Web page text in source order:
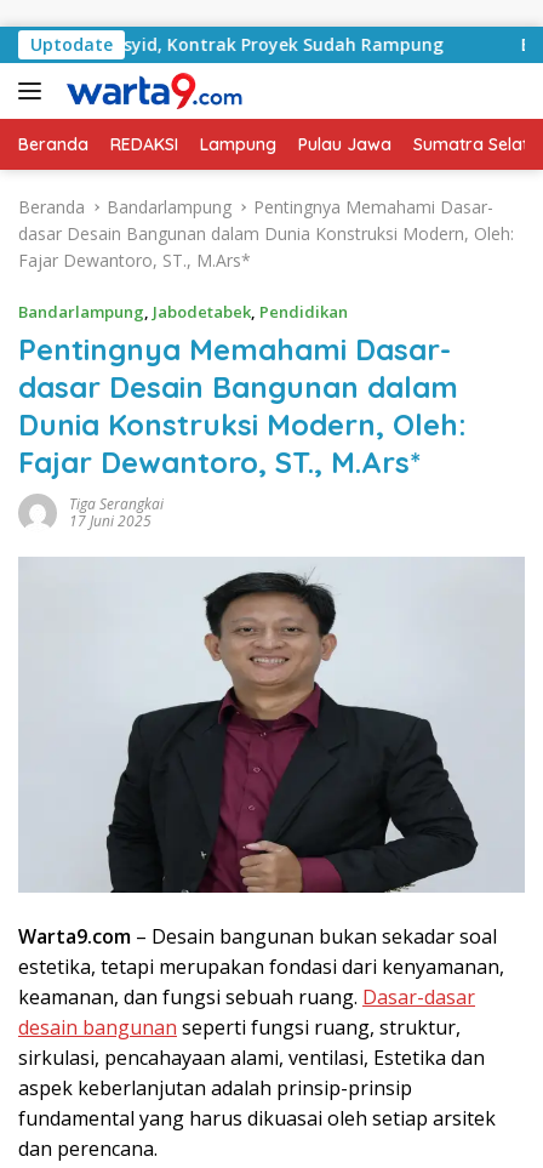
Uptodate
Basyid, Kontrak Proyek Sudah Rampung Bulan
Beranda REDAKSI Lampung Pulau Jawa Sumatra
Beranda Bandarlampung
Pentingnya Memahami Dasar-
dasar Desain Bangunan dalam Dunia Konstruksi Modern, Oleh:
Fajar Dewantoro, ST., M.Ars*
Bandarlampung, Jabodetabek, Pendidikan
Pentingnya Memahami Dasar-
dasar Desain Bangunan dalam
Dunia Konstruksi Modern, Oleh:
Fajar Dewantoro, ST., M.Ars*
Tiga Serangkai
17 Juni 2025
Warta9.com – Desain bangunan bukan sekadar soal
estetika, tetapi merupakan fondasi dari kenyamanan,
keamanan, dan fungsi sebuah ruang. Dasar-dasar
desain bangunan seperti fungsi ruang, struktur,
sirkulasi, pencahayaan alami, ventilasi, Estetika dan
aspek keberlanjutan adalah prinsip-prinsip
fundamental yang harus dikuasai oleh setiap arsitek
dan perencana.